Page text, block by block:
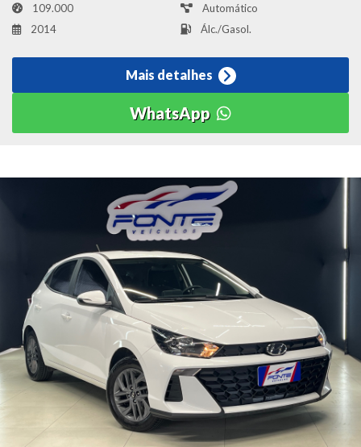
109.000
Automático
2014
Álc./Gasol.
Mais detalhes
WhatsApp